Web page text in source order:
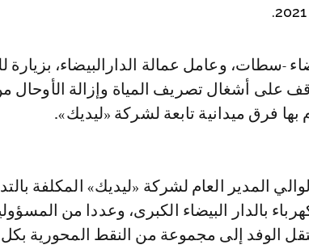
على أشغال تصريف المياة وإزالة الأوحال
فرق ميدانية تابعة لشركة «ليديك».
المدير العام لشركة «ليديك» المكلفة
بالدار البيضاء الكبرى، وعددا من
الوفد إلى مجموعة من النقط المحورية